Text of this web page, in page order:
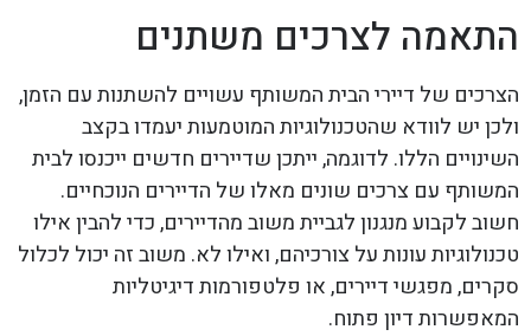
התאמה לצרכים משתנים
הצרכים של דיירי הבית המשותף עשויים להשתנות עם הזמן,
ולכן יש לוודא שהטכנולוגיות המוטמעות יעמדו בקצב
השינויים הללו. לדוגמה, ייתכן שדיירים חדשים ייכנסו לבית
המשותף עם צרכים שונים מאלו של הדיירים הנוכחיים.
חשוב לקבוע מנגנון לגביית משוב מהדיירים, כדי להבין אילו
טכנולוגיות עונות על צורכיהם, ואילו לא. משוב זה יכול לכלול
סקרים, מפגשי דיירים, או פלטפורמות דיגיטליות
המאפשרות דיון פתוח.